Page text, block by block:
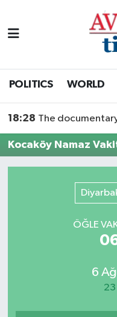
POLITICS WORLD
18:28 The documentary
Kocaköy Namaz
ÖĞLE
6
Nöbetçi
Süper Lig Puan
Tüm Manşetler
Son Dakika